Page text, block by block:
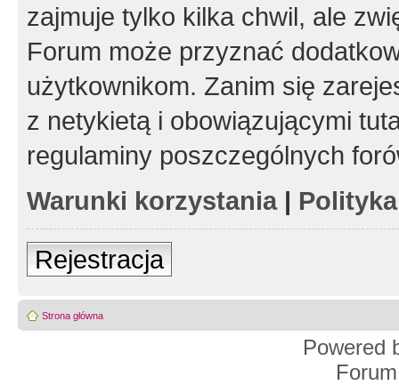
zajmuje tylko kilka chwil, ale
Forum może przyznać
użytkownikom. Zanim się
z netykietą i obowiązującymi
regulaminy poszczególnych
Warunki korzystania|
Rejestracja
Strona główna
Powered